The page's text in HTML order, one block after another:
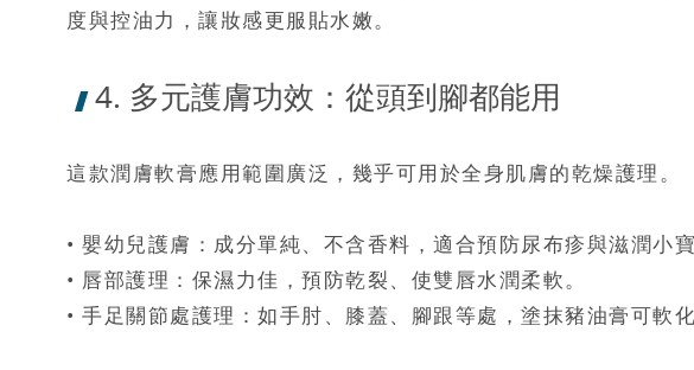
度與控油力，讓妝感更服貼水嫩。
4. 多元護膚功效：從頭到腳都能用
這款潤膚軟膏應用範圍廣泛，幾乎可用於全身肌膚的乾燥護理。
• 嬰幼兒護膚：成分單純、不含香料，適合預防尿布疹與滋潤小寶
• 唇部護理：保濕力佳，預防乾裂、使雙唇水潤柔軟。
• 手足關節處護理：如手肘、膝蓋、腳跟等處，塗抹豬油膏可軟化